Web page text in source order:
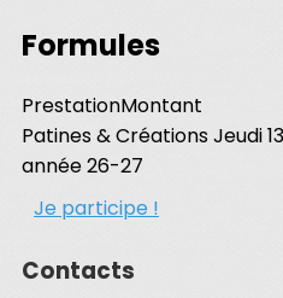
Formules
PrestationMontant
Patines & Créations Jeudi
année 26-27
Je participe !
Contacts